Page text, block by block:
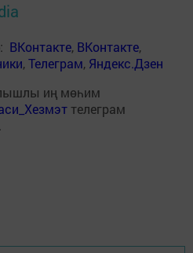
: ВКонтакте, ВКонтакте,
,Телеграм, Яндекс.Дзен
иң мөһим
телеграм